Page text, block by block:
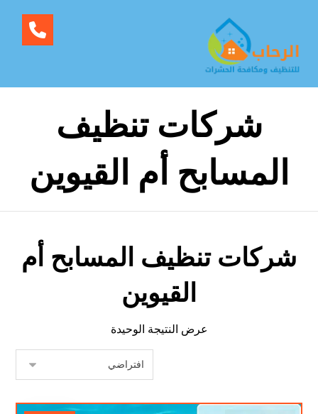
شركات تنظيف
المسابح أم القيوين
شركات تنظيف المسابح أم
القيوين
عرض النتيجة الوحيدة